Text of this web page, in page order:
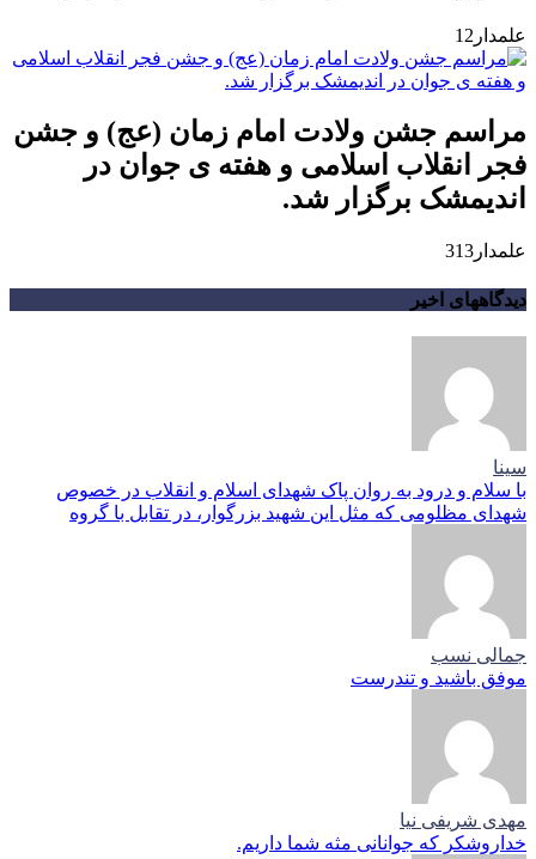
علمدار12
مراسم جشن ولادت امام زمان (عج) و جشن
فجر انقلاب اسلامی و هفته ی جوان در
اندیمشک برگزار شد.
علمدار313
دیدگاههای اخیر
سینا
با سلام و درود به روان پاک شهدای اسلام و انقلاب در خصوص
شهدای مظلومی که مثل این شهید بزرگوار، در تقابل با گروه
جمالی نسب
موفق باشید و تندرست
مهدی شریفی نیا
خداروشکر که جوانانی مثه شما داریم.